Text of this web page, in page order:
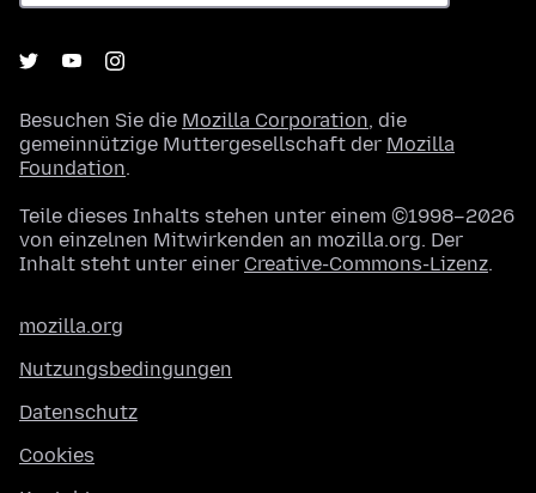
Besuchen Sie die Mozilla Corporation, die
gemeinnützige Muttergesellschaft der Mozilla
Foundation.
Teile dieses Inhalts stehen unter einem ©1998–2026
von einzelnen Mitwirkenden an mozilla.org. Der
Inhalt steht unter einer Creative-Commons-Lizenz.
mozilla.org
Nutzungsbedingungen
Datenschutz
Cookies